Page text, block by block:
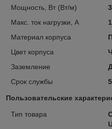
Мощность, Вт (Вт/м)
Макс. ток нагрузки, A
Материал корпуса
Цвет корпуса
Заземление
Срок службы
Пользовательские
Тип товара